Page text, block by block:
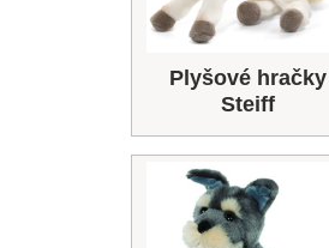
Plyšové hračky
Steiff